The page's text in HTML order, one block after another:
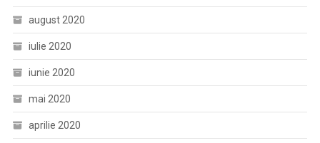
august 2020
iulie 2020
iunie 2020
mai 2020
aprilie 2020